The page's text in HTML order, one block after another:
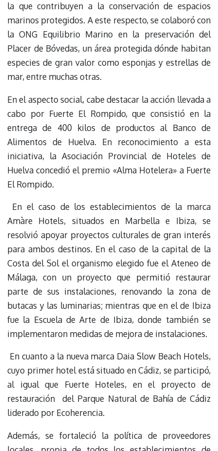
la que contribuyen a la conservación de espacios
marinos protegidos. A este respecto, se colaboró con
la ONG Equilibrio Marino en la preservación del
Placer de Bóvedas, un área protegida dónde habitan
especies de gran valor como esponjas y estrellas de
mar, entre muchas otras.
En el aspecto social, cabe destacar la acción llevada a
cabo por Fuerte El Rompido, que consistió en la
entrega de 400 kilos de productos al Banco de
Alimentos de Huelva. En reconocimiento a esta
iniciativa, la Asociación Provincial de Hoteles de
Huelva concedió el premio «Alma Hotelera» a Fuerte
El Rompido.
En el caso de los establecimientos de la marca
Amàre Hotels, situados en Marbella e Ibiza, se
resolvió apoyar proyectos culturales de gran interés
para ambos destinos. En el caso de la capital de la
Costa del Sol el organismo elegido fue el Ateneo de
Málaga, con un proyecto que permitió restaurar
parte de sus instalaciones, renovando la zona de
butacas y las luminarias; mientras que en el de Ibiza
fue la Escuela de Arte de Ibiza, donde también se
implementaron medidas de mejora de instalaciones.
En cuanto a la nueva marca Daia Slow Beach Hotels,
cuyo primer hotel está situado en Cádiz, se participó,
al igual que Fuerte Hoteles, en el proyecto de
restauración del Parque Natural de Bahía de Cádiz
liderado por Ecoherencia.
Además, se fortaleció la política de proveedores